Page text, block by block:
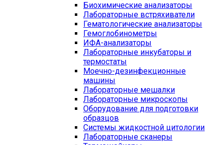
Биохимические анализаторы
Лабораторные встряхиватели
Гематологические анализаторы
Гемоглобинометры
ИФА-анализаторы
Лабораторные инкубаторы и
термостаты
Моечно-дезинфекционные
машины
Лабораторные мешалки
Лабораторные микроскопы
Оборудование для подготовки
образцов
Системы жидкостной цитологии
Лабораторные сканеры